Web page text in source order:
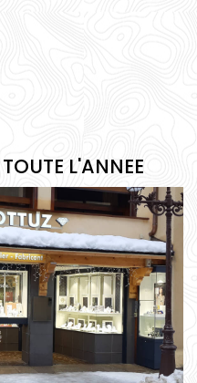
L'ANNEE